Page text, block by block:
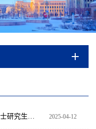
2025-04-12